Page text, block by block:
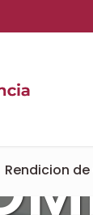
Rendicion